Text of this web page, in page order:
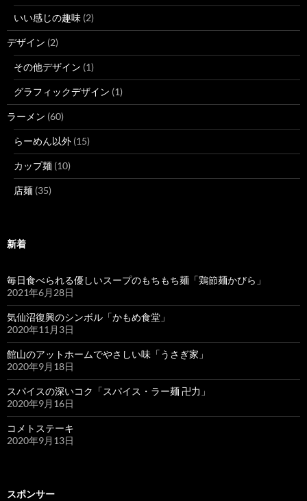
いい感じの趣味 (2)
デザイン (2)
その他デザイン (1)
グラフィックデザイン (1)
ラーメン (60)
らーめん以外 (15)
カップ麺 (10)
店麺 (35)
新着
毎日食べられる優しいスープのもちもち麺「鶏節麺かびら」
2021年6月28日
気仙沼復興のシンボル「かもめ食堂」
2020年11月3日
館山のアットホームでやさしい味「うさぎ家」
2020年9月18日
スパイスの深いコク「スパイス・ラー麺 卍力」
2020年9月16日
コメトステーキ
2020年9月13日
スポンサー